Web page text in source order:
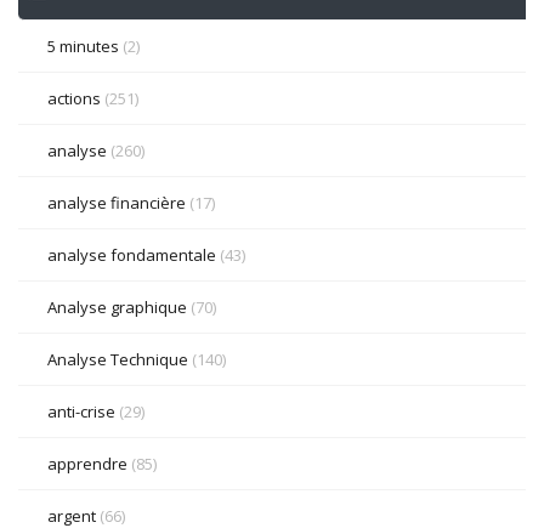
5 minutes (2)
actions (251)
analyse (260)
analyse financière (17)
analyse fondamentale (43)
Analyse graphique (70)
Analyse Technique (140)
anti-crise (29)
apprendre (85)
argent (66)